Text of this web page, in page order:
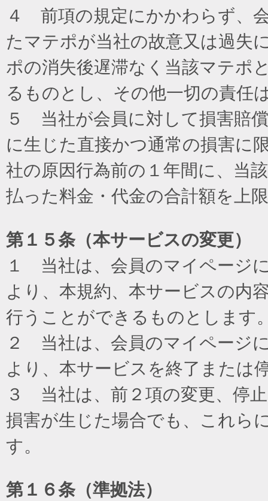
４ 前項の規定にかかわらず、
たマテポが当社の故意又は過失
ポの消失後遅滞なく当該マテポ
るものとし、その他一切の責任
５ 当社が会員に対して損害賠
に生じた直接かつ通常の損害に
社の原因行為前の１年間に、当
払った料金・代金の合計額を上
第１５条（本サービスの変更）
１ 当社は、会員のマイページ
より、本規約、本サービスの内
行うことができるものとします
２ 当社は、会員のマイページ
より、本サービスを終了または
３ 当社は、前２項の変更、停
損害が生じた場合でも、これら
す。
第１６条（準拠法）